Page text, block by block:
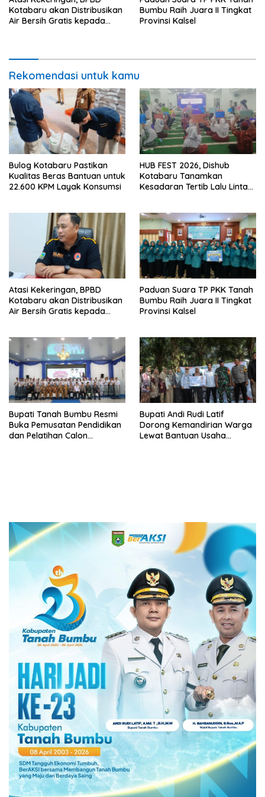
Kotabaru akan Distribusikan
Air Bersih Gratis kepada
Bumbu Raih Juara II Tingkat
Provinsi Kalsel
Rekomendasi untuk kamu
Bulog Kotabaru Pastikan
Kualitas Beras Bantuan untuk
22.600 KPM Layak Konsumsi
HUB FEST 2026, Dishub
Kotabaru Tanamkan
Kesadaran Tertib Lalu Lintas
Atasi Kekeringan, BPBD
Kotabaru akan Distribusikan
Air Bersih Gratis kepada
Paduan Suara TP PKK Tanah
Bumbu Raih Juara II Tingkat
Provinsi Kalsel
Bupati Tanah Bumbu Resmi
Buka Pemusatan Pendidikan
dan Pelatihan Calon
Bupati Andi Rudi Latif
Dorong Kemandirian Warga
Lewat Bantuan Usaha